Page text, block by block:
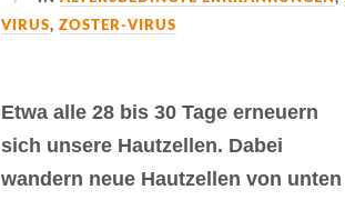
VIRUS,ZOSTER-VIRUS
Etwa alle 28 bis 30 Tage erneuern
sich unsere Hautzellen. Dabei
wandern neue Hautzellen von unten